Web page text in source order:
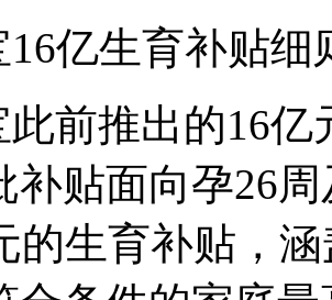
亿生育补贴细
此前推出的16
补贴面向孕26
的生育补贴，